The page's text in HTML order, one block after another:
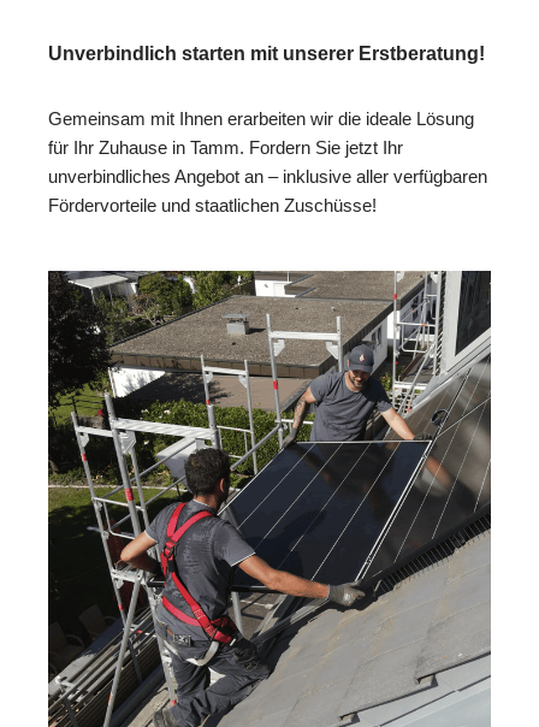
Unverbindlich starten mit unserer Erstberatung!
Gemeinsam mit Ihnen erarbeiten wir die ideale Lösung
für Ihr Zuhause in Tamm. Fordern Sie jetzt Ihr
unverbindliches Angebot an – inklusive aller verfügbaren
Fördervorteile und staatlichen Zuschüsse!